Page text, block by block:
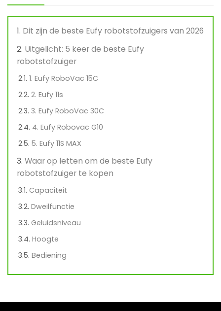
Dit zijn de beste Eufy robotstofzuigers van 2026
Uitgelicht: 5 keer de beste Eufy
robotstofzuiger
1. Eufy RoboVac 15C
2. Eufy 11s
3. Eufy RoboVac 30C
4. Eufy Robovac G10
5. Eufy 11S MAX
Waar op letten om de beste Eufy
robotstofzuiger te kopen
Capaciteit
Dweilfunctie
Geluidsniveau
Hoogte
Bediening